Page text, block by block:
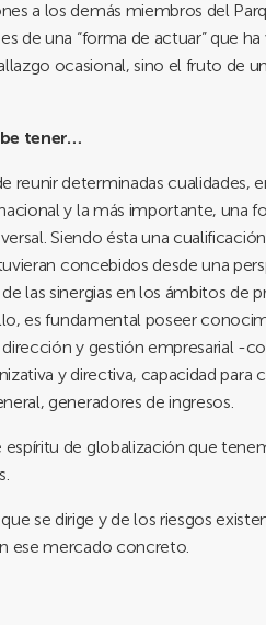
a los demás miembros del
de una “forma de actuar” que ha
ocasional, sino el fruto de
tener…
determinadas cualidades,
y la más importante, una
Siendo ésta una
concebidos desde una
las sinergias en los ámbitos de
es fundamental poseer
y gestión empresarial -
y directiva, capacidad para
generadores de ingresos.
de globalización que
se dirige y de los riesgos
ese mercado concreto.